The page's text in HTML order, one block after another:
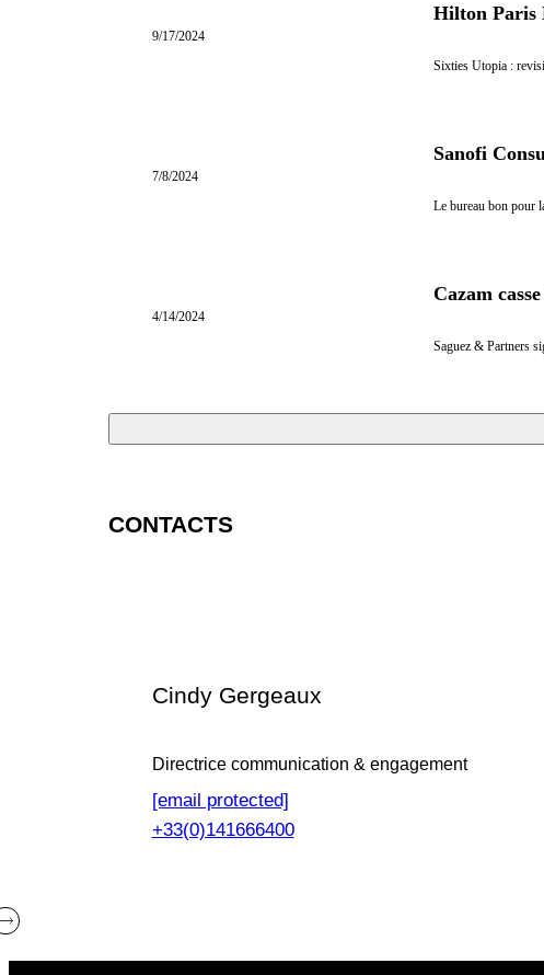
9/17/2024
Hilton Paris
Sixties Utopia :
7/8/2024
Le bureau bon pour
4/14/2024
Cazam
Saguez & Partners
CONTACTS
Cindy Gergeaux
Directrice communication & engagement
[email protected]
+33(0)141666400